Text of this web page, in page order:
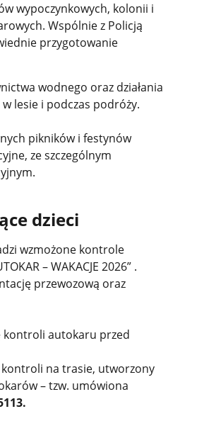
wypoczynkowych, kolonii i
Wspólnie z Policją
przygotowanie
wodnego oraz działania
lesie i podczas podróży.
pikników i festynów
ze szczególnym
dzieci
wzmożone kontrole
– WAKACJE 2026” .
przewozową oraz
kontroli autokaru przed
kontroli na trasie, utworzony
– tzw. umówiona